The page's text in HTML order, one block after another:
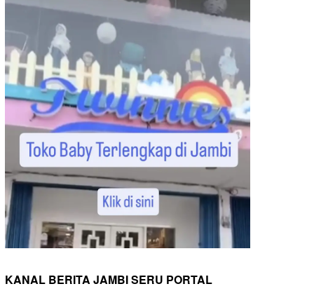
KANAL BERITA JAMBI SERU PORTAL